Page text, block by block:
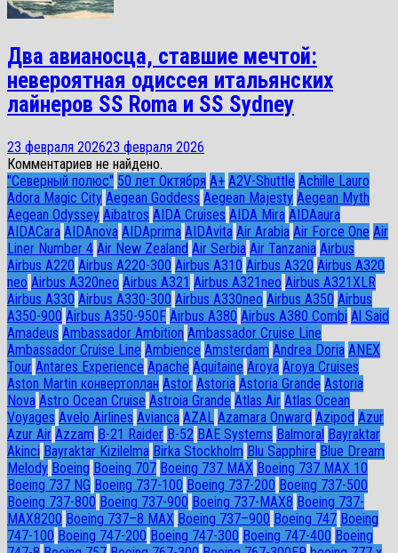
Два авианосца, ставшие мечтой:
невероятная одиссея итальянских
лайнеров SS Roma и SS Sydney
23 февраля 202623 февраля 2026
Комментариев не найдено.
"Северный полюс" 50 лет Октября A+ A2V-Shuttle Achille Lauro
Adora Magic City Aegean Goddess Aegean Majesty Aegean Myth
Aegean Odyssey Aibatros AIDA Cruises AIDA Mira AIDAaura
AIDACara AIDAnova AIDAprima AIDAvita Air Arabia Air Force One Air
Liner Number 4 Air New Zealand Air Serbia Air Tanzania Airbus
Airbus A220 Airbus A220-300 Airbus A310 Airbus A320 Airbus A320
neo Airbus A320neo Airbus A321 Airbus A321neo Airbus A321XLR
Airbus A330 Airbus A330-300 Airbus A330neo Airbus A350 Airbus
A350-900 Airbus A350-950F Airbus A380 Airbus A380 Combi Al Said
Amadeus Ambassador Ambition Ambassador Cruise Line
Ambassador Сruise Line Ambience Amsterdam Andrea Doria ANEX
Tour Antares Experience Apache Aquitaine Aroya Aroya Cruises
Aston Martin конвертоплан Astor Astoria Astoria Grande Astoria
Nova Astro Ocean Cruise Astroia Grande Atlas Air Atlas Ocean
Voyages Avelo Airlines Avianca AZAL Azamara Onward Azipod Azur
Azur Air Azzam B-21 Raider B-52 BAE Systems Balmoral Bayraktar
Akinci Bayraktar Kizilelma Birka Stockholm Blu Sapphire Blue Dream
Melody Boeing Boeing 707 Boeing 737 MAX Boeing 737 MAX 10
Boeing 737 NG Boeing 737-100 Boeing 737-200 Boeing 737-500
Boeing 737-800 Boeing 737-900 Boeing 737-MAX8 Boeing 737-
MAX8200 Boeing 737–8 MAX Boeing 737–900 Boeing 747 Boeing
747-100 Boeing 747-200 Boeing 747-300 Boeing 747-400 Boeing